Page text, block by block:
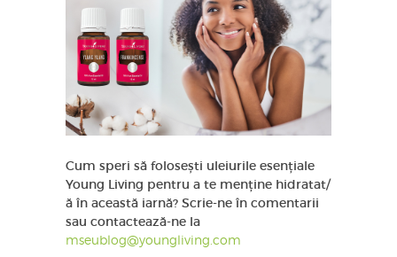
Cum speri să folosești uleiurile esențiale
Young Living pentru a te menține hidratat/
ă în această iarnă? Scrie-ne în comentarii
sau contactează-ne la
mseublog@youngliving.com